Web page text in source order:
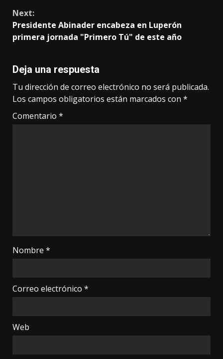
Next:
Presidente Abinader encabeza en Luperón
primera jornada "Primero Tú" de este año
Deja una respuesta
Tu dirección de correo electrónico no será publicada.
Los campos obligatorios están marcados con *
Comentario *
Nombre *
Correo electrónico *
Web